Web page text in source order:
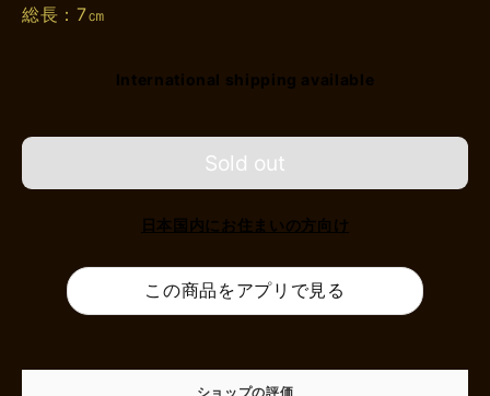
総長：7㎝
International shipping available
Sold out
日本国内にお住まいの方向け
この商品をアプリで見る
ショップの評価